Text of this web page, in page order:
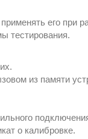
его при
тестирования.
из памяти
о калибровке.